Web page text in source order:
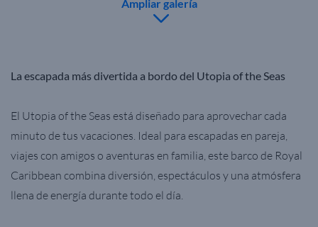
Ampliar galería
La escapada más divertida a bordo del Utopia of the Seas
El Utopia of the Seas está diseñado para aprovechar cada
minuto de tus vacaciones. Ideal para escapadas en pareja,
viajes con amigos o aventuras en familia, este barco de Royal
Caribbean combina diversión, espectáculos y una atmósfera
llena de energía durante todo el día.